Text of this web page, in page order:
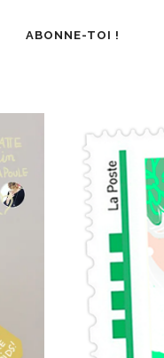
ABONNE-TOI !